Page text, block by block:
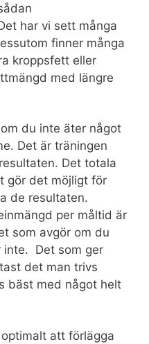
har vi sett många
finner många
kroppsfett eller
med längre
du inte äter något
Det är träningen
Det totala
gör det möjligt för
de resultaten.
per måltid är
som avgör om du
inte. Det som ger
det man trivs
bäst med något helt
att förlägga